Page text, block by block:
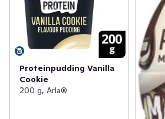
Proteinpudding Vanilla
Cookie
200 g, Arla®